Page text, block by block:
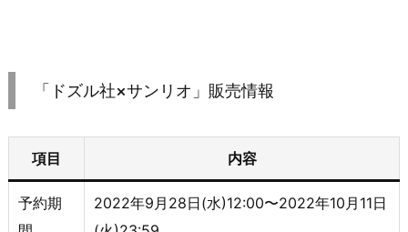
「ドズル社×サンリオ」販売情報
項目 内容
予約期
2022年9月28日(水)12:00〜2022年10月11日